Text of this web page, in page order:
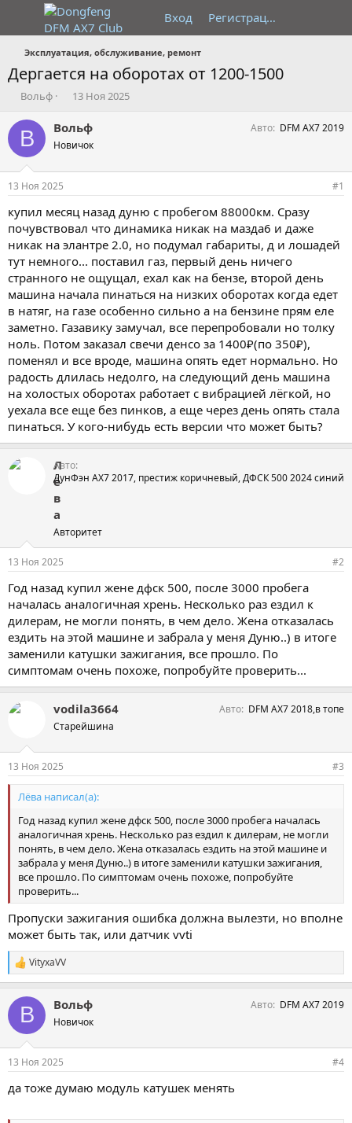
Вход Регистрация
Эксплуатация, обслуживание, ремонт
Дергается на оборотах от 1200-1500
А
т
о
т
е
м
ы
Вольф
Д
т
н
а
л
13 Ноя 2025
В Вольф
Новичок
Авто DFM AX7 2019
13 Ноя 2025 #1
купил месяц назад дуню с пробегом 88000км. Сразу
почувствовал что динамика никак на мазда6 и даже
никак на элантре 2.0, но подумал габариты, д и лошадей
тут немного... поставил газ, первый день ничего
странного не ощущал, ехал как на бензе, второй день
машина начала пинаться на низких оборотах когда едет
в натяг, на газе особенно сильно а на бензине прям еле
заметно. Газавику замучал, все перепробовали но толку
ноль. Потом заказал свечи денсо за 1400₽(по 350₽),
поменял и все вроде, машина опять едет нормально. Но
радость длилась недолго, на следующий день машина
на холостых оборотах работает с вибрацией лёгкой, но
уехала все еще без пинков, а еще через день опять стала
пинаться. У кого-нибудь есть версии что может быть?
Л
ё
в
а
Авторитет
Авто
ДунФэн АХ7 2017, престиж коричневый, ДФСК 500 2024 синий
13 Ноя 2025 #2
Год назад купил жене дфск 500, после 3000 пробега
началась аналогичная хрень. Несколько раз ездил к
дилерам, не могли понять, в чем дело. Жена отказалась
ездить на этой машине и забрала у меня Дуню..) в итоге
заменили катушки зажигания, все прошло. По
симптомам очень похоже, попробуйте проверить...
vodila3664
Старейшина
Авто DFM AX7 2018,в топе
13 Ноя 2025 #3
Лёва написал(а):
Год назад купил жене дфск 500, после 3000 пробега началась
аналогичная хрень. Несколько раз ездил к дилерам, не могли
понять, в чем дело. Жена отказалась ездить на этой машине и
забрала у меня Дуню..) в итоге заменили катушки зажигания,
все прошло. По симптомам очень похоже, попробуйте
проверить...
Пропуски зажигания ошибка должна вылезти, но вполне
может быть так, или датчик vvti
С
и
п
т
:
VityxaVV
В Вольф
Новичок
Авто DFM AX7 2019
13 Ноя 2025 #4
да тоже думаю модуль катушек менять